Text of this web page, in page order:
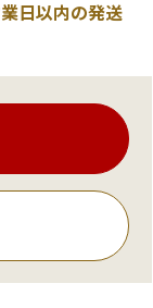
日以内の発送